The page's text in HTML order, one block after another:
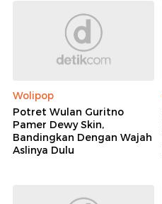
Wolipop
Potret Wulan Guritno
Pamer Dewy Skin,
Bandingkan Dengan Wajah
Aslinya Dulu